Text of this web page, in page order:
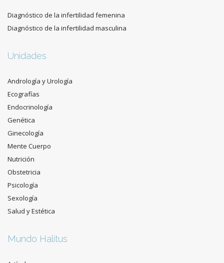
Diagnóstico de la infertilidad femenina
Diagnóstico de la infertilidad masculina
Unidades
Andrología y Urología
Ecografías
Endocrinología
Genética
Ginecología
Mente Cuerpo
Nutrición
Obstetricia
Psicología
Sexología
Salud y Estética
Mundo Halitus